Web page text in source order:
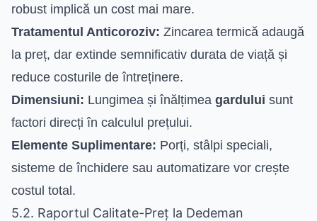
robust implică un cost mai mare.
Tratamentul Anticoroziv: Zincarea termică adaugă
la preț, dar extinde semnificativ durata de viață și
reduce costurile de întreținere.
Dimensiuni: Lungimea și înălțimea gardului sunt
factori direcți în calculul prețului.
Elemente Suplimentare: Porți, stâlpi speciali,
sisteme de închidere sau automatizare vor crește
costul total.
5.2. Raportul Calitate-Preț la Dedeman